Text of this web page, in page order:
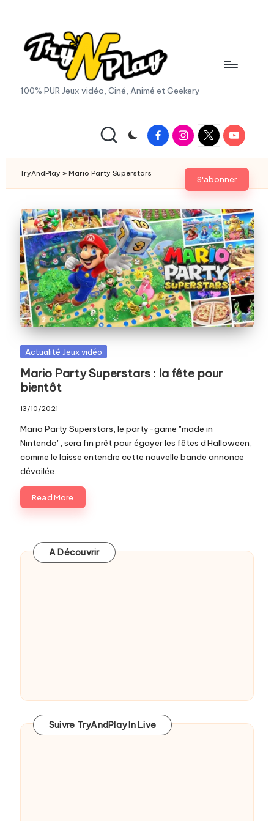
content
T
A
n
P
la
y.
c
o
m
100% PUR Jeux vidéo, Ciné, Animé et Geekery
FacebookInstagram
X
|
Twitter
Youtube
S'abonner
TryAndPlay » Mario Party Superstars
Posted
Actualité Jeux vidéo
Mario Party Superstars : la fête pour
bientôt
13/10/2021
Mario Party Superstars, le party-game "made in
Nintendo", sera fin prêt pour égayer les fêtes d'Halloween,
comme le laisse entendre cette nouvelle bande annonce
dévoilée.
Read More
A Découvrir
Suivre TryAndPlay In Live